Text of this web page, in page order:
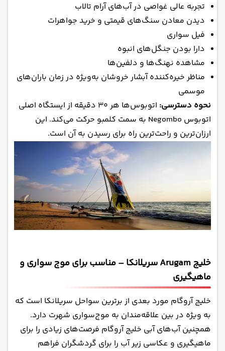
تجربه‌ عالی غواصی در آب‌های آرام تالاب
دیدن معادن سنگ‌های قیمتی و خرید جواهرات
فیل سواری
دارا بودن جنگل‌های انبوه
مشاهده نهنگ‌ها و دلفین‌ها
مناظر خیره‌کننده آبشار خروشان به‌ویژه در زمان باران‌های
موسمی
نحوه دسترسی:
اتوبوس‌ها هر ۳۰ دقیقه از ایستگاه اصلی
اتوبوس Negombo به سمت کلمبو حرکت می‌کند. این
ارزان‌ترین و راحت‌ترین راه برای رسیدن به آن است.
خلیج Arugam سریلانکا – مناسب برای موج سواری و
ماهیگیری
خلیج آروگام مورد بعدی از برترین سواحل سریلانکا است که
به ویژه در بین علاقه‌مندان به موج‌سواری شهرت دارد.
همچنین آب‌های آبی خلیج آروگام فرصت‌های زیادی را برای
ماهیگیری و عکاسی زیر آب را برای گردشگران فراهم